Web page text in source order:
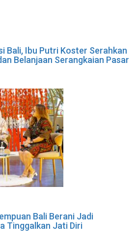
Bali, Ibu Putri Koster Serahkan
Belanjaan Serangkaian Pasar
Bali Berani Jadi
Tinggalkan Jati Diri